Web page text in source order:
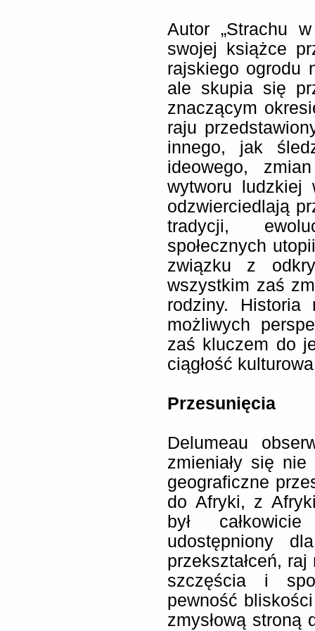
Autor „Strachu
swojej książce
rajskiego ogrodu
ale skupia się
znaczącym
raju
innego, jak
ideowego,
wytworu ludzkiej
odzwierciedlają
tradycji,
społecznych
związku z
wszystkim zaś
rodziny.
możliwych
zaś kluczem do
ciągłość
Przesunięcia
Delumeau
zmieniały się
geograficzne
do Afryki, z
był
udostępniony
przekształceń,
szczęścia i
pewność
zmysłową stroną